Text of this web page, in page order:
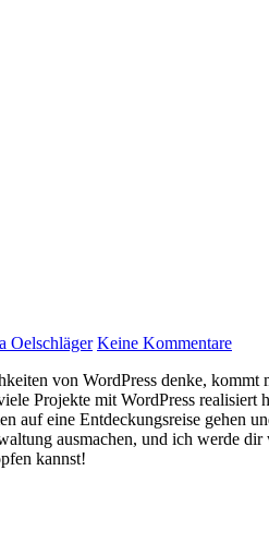
Oelschläger Keine Kommentare
von ‍WordPress⁣ denke,
Projekte mit WordPress
auf eine Entdeckungsreise⁢ gehen
ausmachen, und ich ​werde‌
‌kannst!